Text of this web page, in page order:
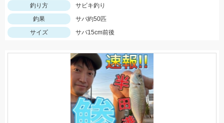
釣り方
サビキ釣り
釣果
サバ約50匹
サイズ
サバ15cm前後